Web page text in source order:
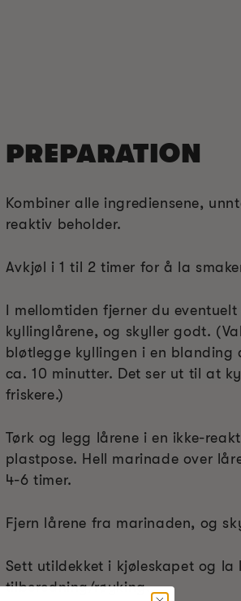
PREPARATION
Kombiner alle ingrediensene,
reaktiv beholder.
Avkjøl i 1 til 2 timer for å la
I mellomtiden fjerner du
kyllinglårene, og skyller godt.
bløtlegge kyllingen i en blanding
ca. 10 minutter. Det ser ut til at
friskere.)
Tørk og legg lårene i en ikke-
plastpose. Hell marinade over
4-6 timer.
Fjern lårene fra marinaden, og
Sett utildekket i kjøleskapet og
tilberedning/røyking.